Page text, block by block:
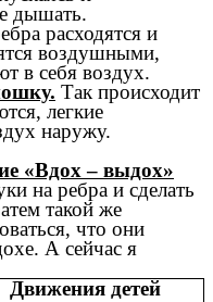
дышать.
расходятся и
воздушными,
в себя воздух.
Так происходит
легкие
наружу.
«Вдох – выдох»
на ребра и сделать
такой же
что они
А сейчас я
Движения детей